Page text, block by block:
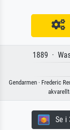
1889 ·
Gendarmen · Frederic
Se i